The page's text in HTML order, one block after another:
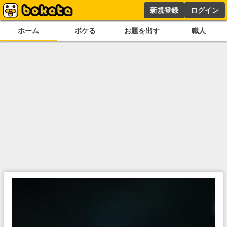
新規登録 ログイン
ホーム ボケる お題を出す 職人